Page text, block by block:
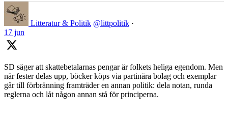
Litteratur & Politik @littpolitik ·
17 jun
SD säger att skattebetalarnas pengar är folkets heliga egendom. Men
när fester delas upp, böcker köps via partinära bolag och exemplar
går till förbränning framträder en annan politik: dela notan, runda
reglerna och låt någon annan stå för principerna.